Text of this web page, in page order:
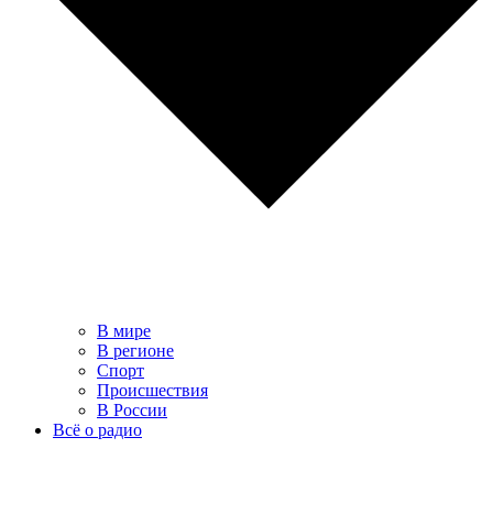
В мире
В регионе
Спорт
Происшествия
В России
Всё о радио